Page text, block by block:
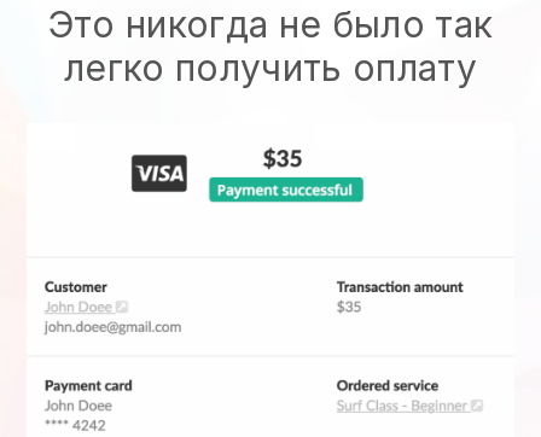
Это никогда не было так
легко получить оплату